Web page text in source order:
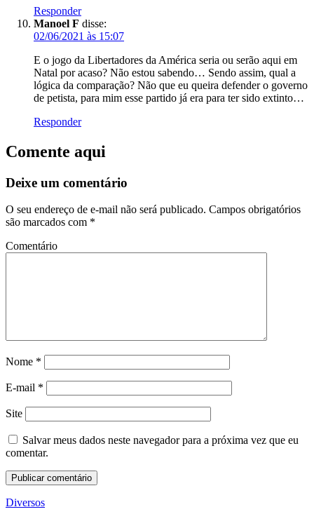
Responder
Manoel F disse:
02/06/2021 às 15:07
E o jogo da Libertadores da América seria ou serão aqui em
Natal por acaso? Não estou sabendo… Sendo assim, qual a
lógica da comparação? Não que eu queira defender o governo
de petista, para mim esse partido já era para ter sido extinto…
Responder
Comente aqui
Deixe um comentário
O seu endereço de e-mail não será publicado. Campos obrigatórios
são marcados com *
Comentário
Nome *
E-mail *
Site
Salvar meus dados neste navegador para a próxima vez que eu
comentar.
Diversos